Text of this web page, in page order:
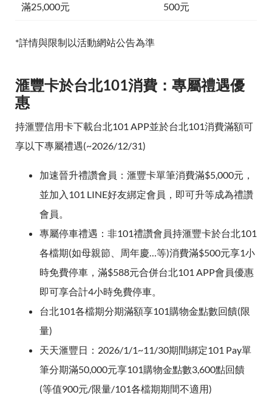
滿25,000元 500元
*詳情與限制以活動網站公告為準
滙豐卡於台北101消費：專屬禮遇優
惠
持滙豐信用卡下載台北101 APP並於台北101消費滿額可
享以下專屬禮遇(~2026/12/31)
加速晉升禮讚會員：滙豐卡單筆消費滿$5,000元，
並加入101 LINE好友綁定會員，即可升等成為禮讚
會員。
專屬停車禮遇：非101禮讚會員持滙豐卡於台北101
各檔期(如母親節、周年慶…等)消費滿$500元享1小
時免費停車，滿$588元合併台北101 APP會員優惠
即可享合計4小時免費停車。
台北101各檔期分期滿額享101購物金點數回饋(限
量)
天天滙豐日：2026/1/1~11/30期間綁定101 Pay單
筆分期滿50,000元享101購物金點數3,600點回饋
(等值900元/限量/101各檔期期間不適用)